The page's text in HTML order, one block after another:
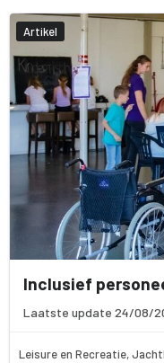
Artikel
Inclusief
Laatste update 24/08/
Leisure en Recreatie,